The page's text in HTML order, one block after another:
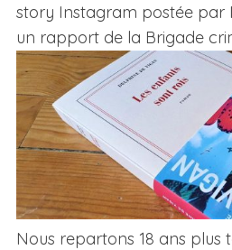
story Instagram postée par
un rapport de la Brigade
Nous repartons 18 ans plus